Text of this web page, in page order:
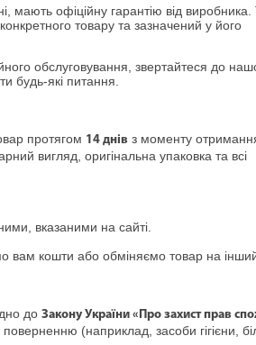
мають офіційну гарантію від виробника.
товару та зазначений у його
обслуговування, звертайтеся до
будь-які питання.
протягом 14 днів з моменту
вигляд, оригінальна упаковка та всі
вказаними на сайті.
вам кошти або обміняємо товар на
до Закону України «Про захист прав
поверненню (наприклад, засоби гігієни,